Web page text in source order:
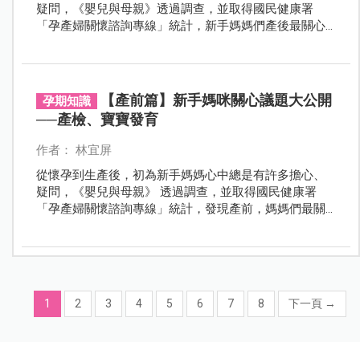
疑問，《嬰兒與母親》透過調查，並取得國民健康署
「孕產婦關懷諮詢專線」統計，新手媽媽們產後最關心
孕期知識
【產前篇】新手媽咪關心議題大公開
──產檢、寶寶發育
作者： 林宜屏
從懷孕到生產後，初為新手媽媽心中總是有許多擔心、
疑問，《嬰兒與母親》 透過調查，並取得國民健康署
「孕產婦關懷諮詢專線」統計，發現產前，媽媽們最關
1 2 3 4 5 6 7 8 下一頁 →